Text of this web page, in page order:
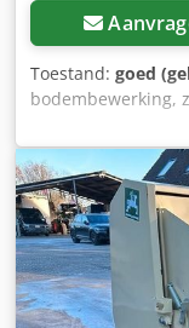
Toestand: goed
bodembewerking,
Amazone
Bandenmaat -
Totaalprijs: voor 3